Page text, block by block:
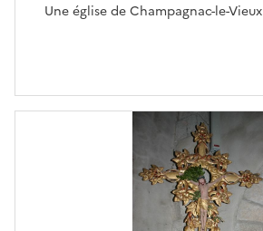
Une église de Champagnac-le-Vieux